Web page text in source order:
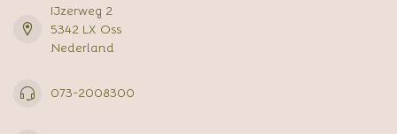
IJzerweg 2
5342 LX Oss
Nederland
073-2008300